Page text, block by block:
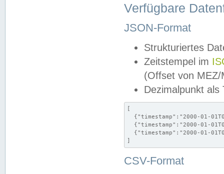
Verfügbare
JSON-Format
Strukturiertes
Zeitstempel im
(Offset von MEZ/
Dezimalpunkt als
[
{"timestamp":"2000-01-
{"timestamp":"2000-01-
{"timestamp":"2000-01-
]
CSV-Format